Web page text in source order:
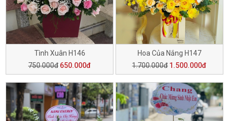
Tình Xuân H146
750.000đ 650.000đ
Hoa Của Nắng H147
1.700.000đ 1.500.000đ